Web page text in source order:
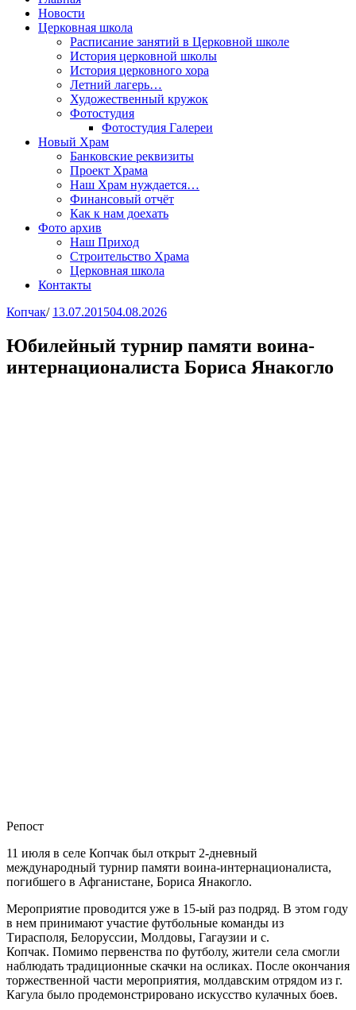
Новости
Церковная школа
Расписание занятий в Церковной школе
История церковной школы
История церковного хора
Летний лагерь…
Художественный кружок
Фотостудия
Фотостудия Галереи
Новый Храм
Банковские реквизиты
Проект Храма
Наш Храм нуждается…
Финансовый отчёт
Как к нам доехать
Фото архив
Наш Приход
Строительство Храма
Церковная школа
Контакты
Копчак/ 13.07.201504.08.2026
Юбилейный турнир памяти воина-
интернационалиста Бориса Янакогло
Репост
11 июля в селе Копчак был открыт 2-дневный
международный турнир памяти воина-интернационалиста,
погибшего в Афганистане, Бориса Янакогло.
Мероприятие проводится уже в 15-ый раз подряд. В этом году
в нем принимают участие футбольные команды из
Тирасполя, Белоруссии, Молдовы, Гагаузии и с.
Копчак. Помимо первенства по футболу, жители села смогли
наблюдать традиционные скачки на осликах. После окончания
торжественной части мероприятия, молдавским отрядом из г.
Кагула было продемонстрировано искусство кулачных боев.